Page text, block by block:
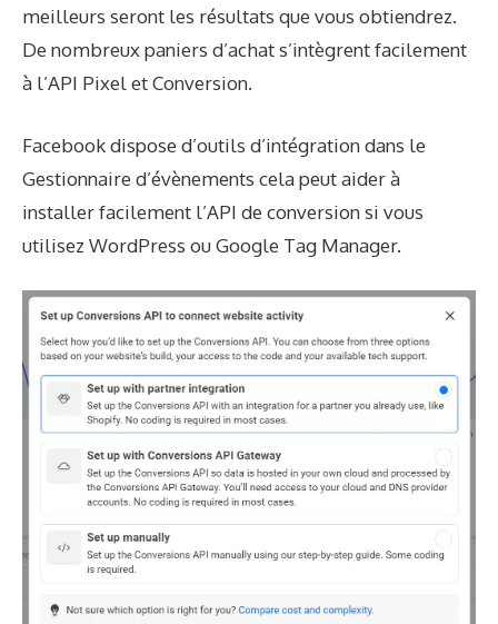
meilleurs seront les résultats que vous obtiendrez.
De nombreux paniers d’achat s’intègrent facilement
à l’API Pixel et Conversion.
Facebook dispose d’outils d’intégration dans le
Gestionnaire d’évènements cela peut aider à
installer facilement l’API de conversion si vous
utilisez WordPress ou Google Tag Manager.